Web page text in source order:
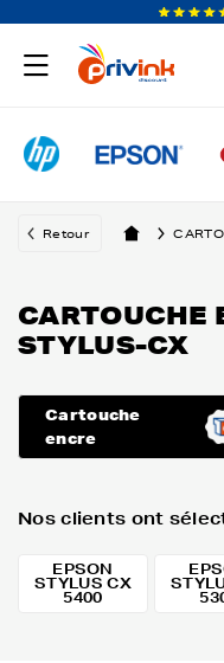
Retour
CARTOUCHE
STYLUS-CX
Cartouche
encre
Nos clients ont
EPSON
STYLUS CX
5400